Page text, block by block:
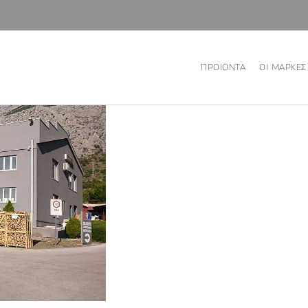
ΠΡΟΙΟΝΤΑ ΟΙ ΜΑΡΚΕΣ